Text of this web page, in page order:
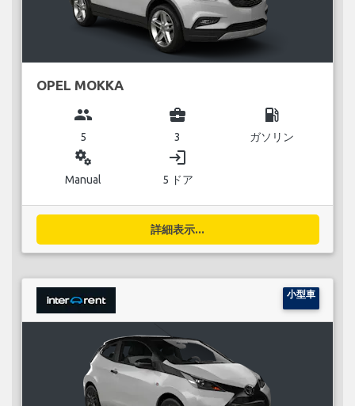
OPEL MOKKA
group
5
business_center
3
local_gas_station
ガソリン
miscellaneous_services
Manual
login
5 ドア
詳細表示...
小型車